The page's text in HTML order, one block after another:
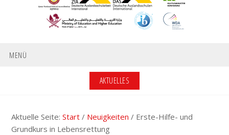
MENÜ
AKTUELLES
Aktuelle Seite:Start / Neuigkeiten / Erste-Hilfe- und
Grundkurs in Lebensrettung